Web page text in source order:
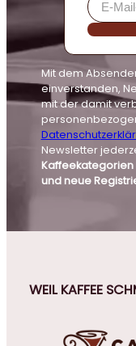
Mit dem
einverstanden,
mit der damit
Newsletter
und neue
WEIL KAFFEE